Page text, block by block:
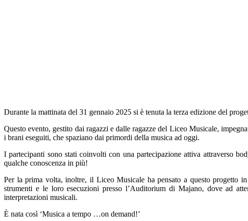
Durante la mattinata del 31 gennaio 2025 si è tenuta la terza edizione del
Questo evento, gestito dai ragazzi e dalle ragazze del Liceo Musicale,
i brani eseguiti, che spaziano dai primordi della musica ad oggi.
I partecipanti sono stati coinvolti con una partecipazione attiva attraverso
qualche conoscenza in più!
Per la prima volta, inoltre, il Liceo Musicale ha pensato a questo progetto
strumenti e le loro esecuzioni presso l’Auditorium di Majano, dove ad
interpretazioni musicali.
È nata così ‘Musica a tempo …on demand!’